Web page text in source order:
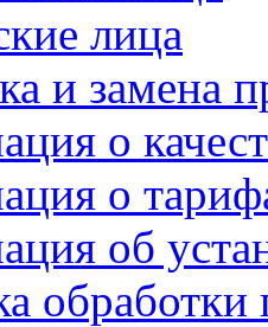
лица
и замена
о
о
об